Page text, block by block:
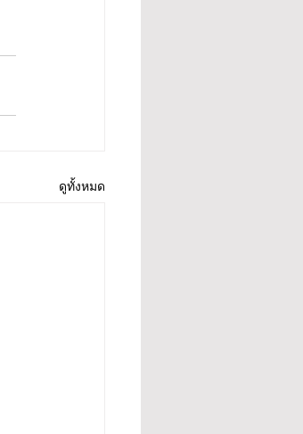
ดูทั้งหมด